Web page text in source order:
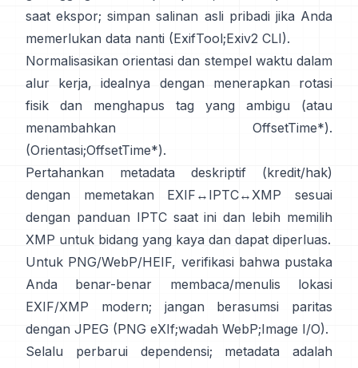
saat ekspor; simpan salinan asli pribadi jika Anda
memerlukan data nanti (ExifTool;Exiv2 CLI).
Normalisasikan orientasi dan stempel waktu dalam
alur kerja, idealnya dengan menerapkan rotasi
fisik dan menghapus tag yang ambigu (atau
menambahkan OffsetTime*).
(Orientasi;OffsetTime*).
Pertahankan metadata deskriptif (kredit/hak)
dengan memetakan EXIF↔IPTC↔XMP sesuai
dengan panduan IPTCsaat ini dan lebih memilih
XMP untuk bidang yang kaya dan dapat diperluas.
Untuk PNG/WebP/HEIF, verifikasi bahwa pustaka
Anda benar-benar membaca/menulis lokasi
EXIF/XMP modern; jangan berasumsi paritas
dengan JPEG (PNG eXIf;wadah WebP;Image I/O).
Selalu perbarui dependensi; metadata adalah